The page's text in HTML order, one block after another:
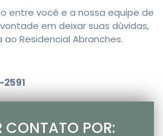
entre você e a nossa equipe de
em deixar suas dúvidas,
Residencial Abranches.
2591
CONTATO POR: